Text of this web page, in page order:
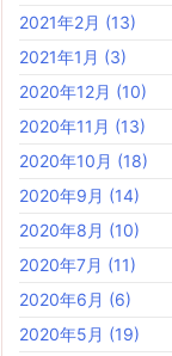
2021年2月 (13)
2021年1月 (3)
2020年12月 (10)
2020年11月 (13)
2020年10月 (18)
2020年9月 (14)
2020年8月 (10)
2020年7月 (11)
2020年6月 (6)
2020年5月 (19)